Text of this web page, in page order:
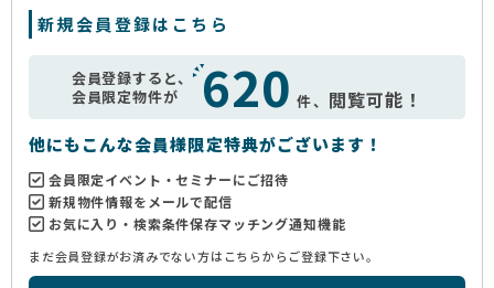
新規会員登録はこちら
会員登録すると、
会員限定物件が
620 件、 閲覧可能！
他にもこんな会員様限定特典がございます！
会員限定イベント・セミナーにご招待
新規物件情報をメールで配信
お気に入り・検索条件保存マッチング通知機能
まだ会員登録がお済みでない方はこちらからご登録下さい。